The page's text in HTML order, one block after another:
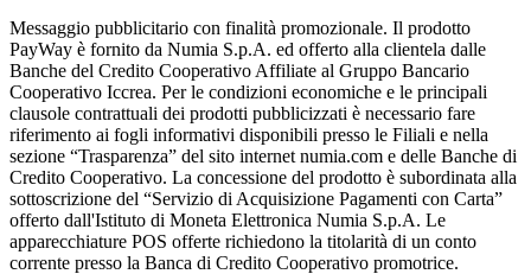
Messaggio pubblicitario con finalità promozionale. Il prodotto
PayWay è fornito da Numia S.p.A. ed offerto alla clientela dalle
Banche del Credito Cooperativo Affiliate al Gruppo Bancario
Cooperativo Iccrea. Per le condizioni economiche e le principali
clausole contrattuali dei prodotti pubblicizzati è necessario fare
riferimento ai fogli informativi disponibili presso le Filiali e nella
sezione “Trasparenza” del sito internet numia.com e delle Banche di
Credito Cooperativo. La concessione del prodotto è subordinata alla
sottoscrizione del “Servizio di Acquisizione Pagamenti con Carta”
offerto dall'Istituto di Moneta Elettronica Numia S.p.A. Le
apparecchiature POS offerte richiedono la titolarità di un conto
corrente presso la Banca di Credito Cooperativo promotrice.